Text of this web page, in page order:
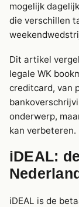
mogelijk
die verschillen
Dit artikel
legale WK
creditcard, van
onderwerp,
kan verbeteren.
iDEAL:
iDEAL is de